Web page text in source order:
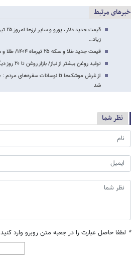
خبرهای مرتبط
زیاد…
قیمت جدید طلا و سکه ۲۵ تیرماه ۱۴۰۴/ طلا و سکه باز هم ریخت
تولید روغن بیشتر از نیاز/ بازار روغن تا ۲۰ روز دیگر به تعادل می‌رسد
از غرش موشک‌ها تا نوسانات سفره‌های مردم
شد
نظر شما
* لطفا حاصل عبارت را در جعبه متن روبرو وارد کنید